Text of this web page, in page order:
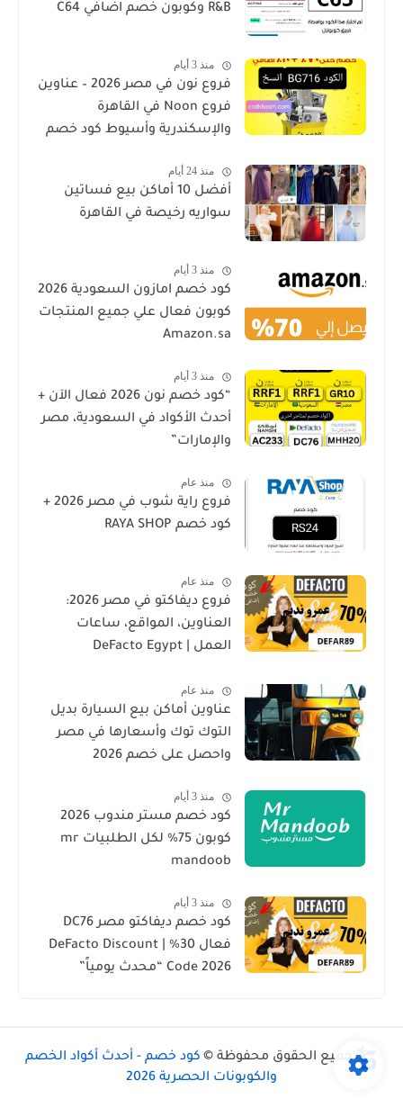
R&B وكوبون خصم اضافي C64
منذ 3 أيام
فروع نون في مصر 2026 – عناوين
فروع Noon في القاهرة
والإسكندرية وأسيوط كود خصم
منذ 24 أيام
أفضل 10 أماكن بيع فساتين
سواريه رخيصة في القاهرة
منذ 3 أيام
كود خصم امازون السعودية 2026
كوبون فعال علي جميع المنتجات
Amazon.sa
منذ 3 أيام
“كود خصم نون 2026 فعال الآن +
أحدث الأكواد في السعودية، مصر
والإمارات”
منذ عام
فروع راية شوب في مصر 2026 +
كود خصم RAYA SHOP
منذ عام
فروع ديفاكتو في مصر 2026:
العناوين، المواقع، ساعات
العمل | DeFacto Egypt
منذ عام
عناوين أماكن بيع السيارة بديل
التوك توك وأسعارها في مصر
واحصل على خصم 2026
منذ 3 أيام
كود خصم مستر مندوب 2026
كوبون 75% لكل الطلبيات mr
mandoob
منذ 3 أيام
كود خصم ديفاكتو مصر DC76
فعال 30% | DeFacto Discount
Code 2026 “محدث يومياً”
جميع الحقوق محفوظة © كود خصم - أحدث أكواد الخصم
والكوبونات الحصرية 2026